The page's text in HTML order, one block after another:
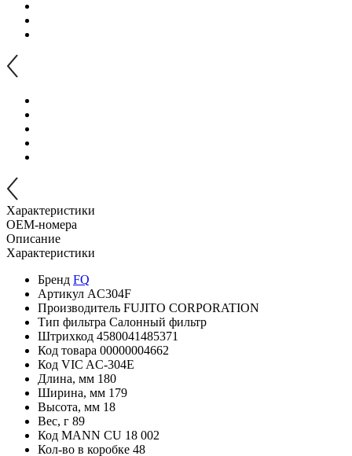
Характеристики
OEM-номера
Описание
Характеристики
Бренд FQ
Артикул AC304F
Производитель FUJITO CORPORATION
Тип фильтра Салонный фильтр
Штрихкод 4580041485371
Код товара 00000004662
Код VIC AC-304E
Длина, мм 180
Ширина, мм 179
Высота, мм 18
Вес, г 89
Код MANN CU 18 002
Кол-во в коробке 48